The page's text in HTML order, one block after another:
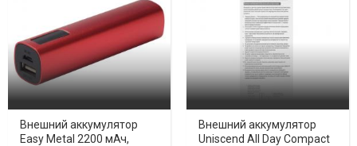
Внешний аккумулятор
Easy Metal 2200 мАч,
Внешний аккумулятор
Uniscend All Day Compact